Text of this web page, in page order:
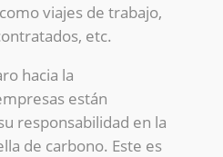
viajes de trabajo,
etc.
hacia la
están
responsabilidad en la
de carbono. Este es